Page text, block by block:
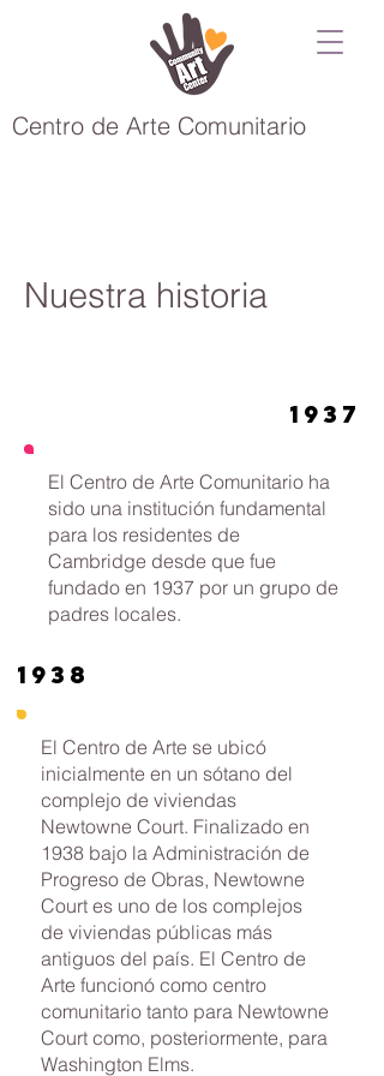
Centro de Arte Comunitario
Nuestra historia
1937
El Centro de Arte Comunitario ha
sido una institución fundamental
para los residentes de
Cambridge desde que fue
fundado en 1937 por un grupo de
padres locales.
1938
El Centro de Arte se ubicó
inicialmente en un sótano del
complejo de viviendas
Newtowne Court. Finalizado en
1938 bajo la Administración de
Progreso de Obras, Newtowne
Court es uno de los complejos
de viviendas públicas más
antiguos del país. El Centro de
Arte funcionó como centro
comunitario tanto para Newtowne
Court como, posteriormente, para
Washington Elms.